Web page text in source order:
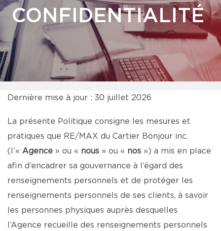
CONFIDENTIALITÉ
Dernière mise à jour : 30 juillet 2026
La présente Politique consigne les mesures et
pratiques que RE/MAX du Cartier Bonjour inc.
(l’« Agence » ou « nous » ou « nos ») a mis en place
afin d’encadrer sa gouvernance à l’égard des
renseignements personnels et de protéger les
renseignements personnels de ses clients, à savoir
les personnes physiques auprès desquelles
l’Agence recueille des renseignements personnels